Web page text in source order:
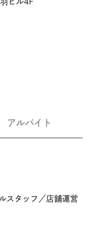
アルバイト
スタッフ／店舗運営